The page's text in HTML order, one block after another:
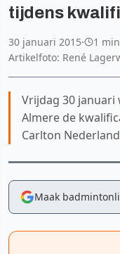
tijdens
30 januari 2015· 1
Artikelfoto: René
Vrijdag 30
Almere de
Carlton
Maak